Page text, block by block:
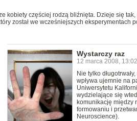
kobiety częściej rodzą bliźnięta. Dzieje się
został we wcześniejszych eksperymentach
Wystarczy raz
12 marca 2008, 13:02
Nie tylko
wpływa ujemnie na
Uniwersytetu
wydzielające się
komunikację między
formowaniu i
Neuroscience).